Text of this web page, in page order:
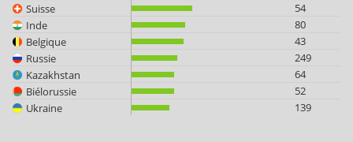
Suisse
54
Inde
80
Belgique
43
Russie
249
Kazakhstan
64
Biélorussie
52
Ukraine
139